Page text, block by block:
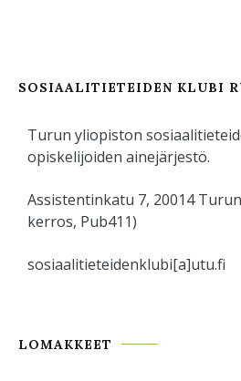
SOSIAALITIETEIDEN KLUBI
Turun yliopiston
opiskelijoiden ainejärjestö.
Assistentinkatu 7, 20014
kerros, Pub411)
sosiaalitieteidenklubi[a]utu.fi
LOMAKKEET